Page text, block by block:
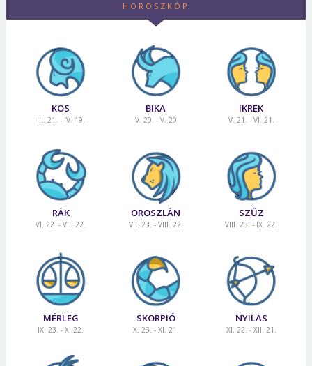
HOROSZKÓP
KOS
III. 21. - IV. 19.
BIKA
IV. 20. - V. 20.
IKREK
V. 21. - VI. 21.
RÁK
VI. 22. - VII. 22.
OROSZLÁN
VII. 23. - VIII. 22.
SZŰZ
VIII. 23. - IX. 22.
MÉRLEG
IX. 23. - X. 22.
SKORPIÓ
X. 23. - XI. 21.
NYILAS
XI. 22. - XII. 21.